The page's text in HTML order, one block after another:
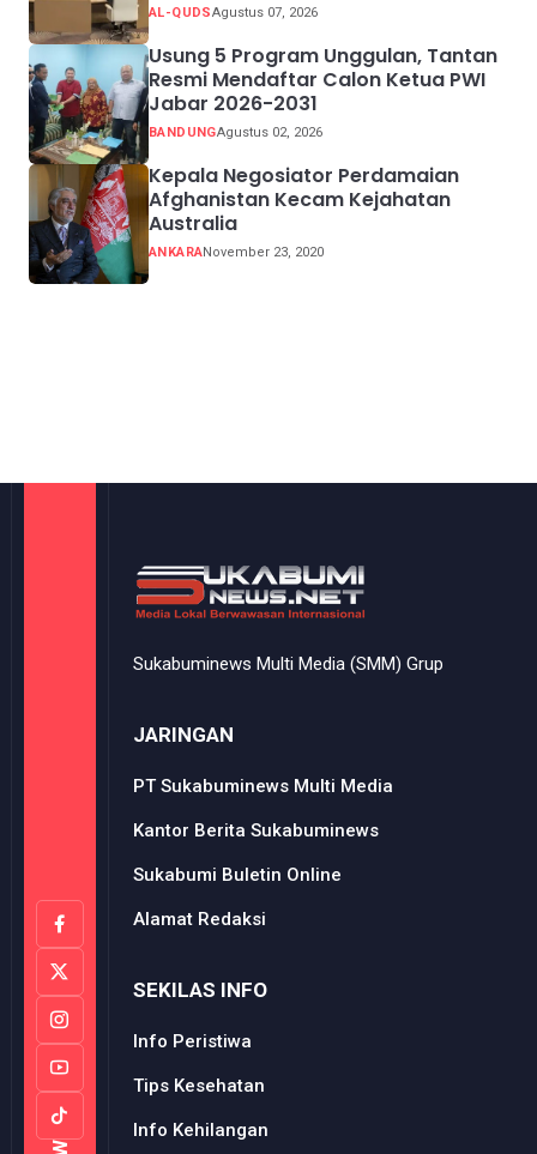
AL-QUDSAgustus 07, 2026
Usung 5 Program Unggulan, Tantan
Resmi Mendaftar Calon Ketua PWI
Jabar 2026-2031
BANDUNGAgustus 02, 2026
Kepala Negosiator Perdamaian
Afghanistan Kecam Kejahatan
Australia
ANKARANovember 23, 2020
Sukabuminews Multi Media (SMM) Grup
JARINGAN
PT Sukabuminews Multi Media
Kantor Berita Sukabuminews
Sukabumi Buletin Online
Alamat Redaksi
SEKILAS INFO
Info Peristiwa
Tips Kesehatan
Info Kehilangan